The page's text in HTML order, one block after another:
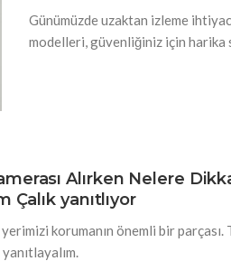
Günümüzde uzaktan izleme
modelleri, güvenliğiniz için harika
Alırken Nelere
Çalık yanıtlıyor
korumanın önemli bir parçası.